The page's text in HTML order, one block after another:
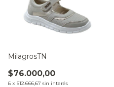
MilagrosTN
$76.000,00
6 x $12.666,67 sin interés